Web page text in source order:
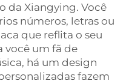
da Xiangying. Você
números, letras ou
que reflita o seu
você um fã de
há um design
fazem